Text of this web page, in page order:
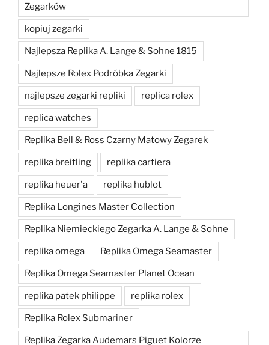
Zegarków
kopiuj zegarki
Najlepsza Replika A. Lange & Sohne 1815
Najlepsze Rolex Podróbka Zegarki
najlepsze zegarki repliki replica rolex
replica watches
Replika Bell & Ross Czarny Matowy Zegarek
replika breitling replika cartiera
replika heuer'a replika hublot
Replika Longines Master Collection
Replika Niemieckiego Zegarka A. Lange & Sohne
replika omega Replika Omega Seamaster
Replika Omega Seamaster Planet Ocean
replika patek philippe replika rolex
Replika Rolex Submariner
Replika Zegarka Audemars Piguet Kolorze